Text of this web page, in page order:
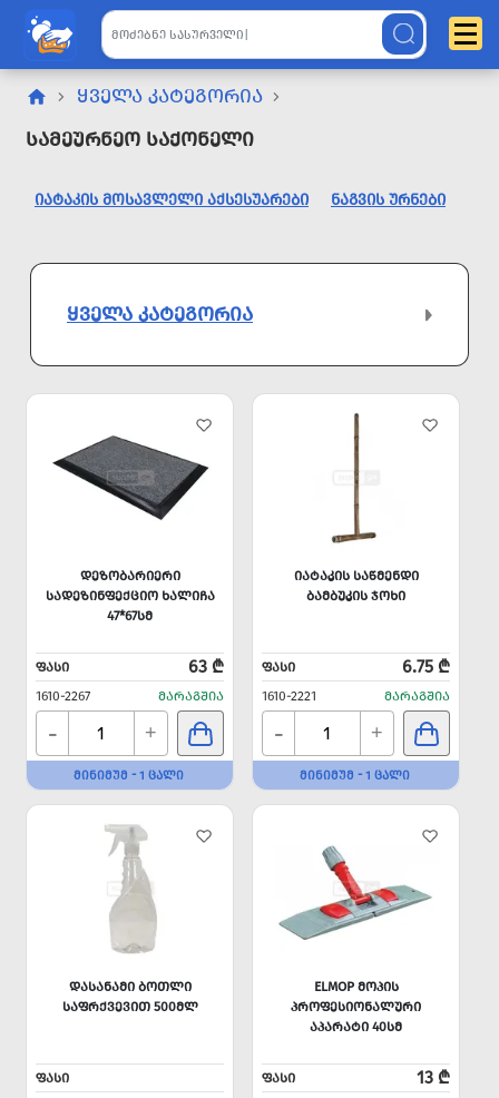
ᲧᲕᲔᲚᲐ ᲙᲐᲢᲔᲒᲝᲠᲘᲐ
Სამეურნეო Საქონელი
ᲘᲐᲢᲐᲙᲘᲡ ᲛᲝᲡᲐᲕᲚᲔᲚᲘ ᲐᲥᲡᲔᲡᲣᲐᲠᲔᲑᲘ ᲜᲐᲒᲕᲘᲡ ᲣᲠᲜᲔᲑᲘ
ᲧᲕᲔᲚᲐ ᲙᲐᲢᲔᲒᲝᲠᲘᲐ
ᲓᲔᲖᲝᲑᲐᲠᲘᲔᲠᲘ
ᲡᲐᲓᲔᲖᲘᲜᲤᲔᲥᲪᲘᲝ ᲮᲐᲚᲘᲩᲐ
47*67ᲡᲛ
ᲤᲐᲡᲘ 63 ₾
1610-2267 ᲛᲐᲠᲐᲒᲨᲘᲐ
- +
ᲛᲘᲜᲘᲛᲣᲛ - 1 ᲪᲐᲚᲘ
ᲘᲐᲢᲐᲙᲘᲡ ᲡᲐᲬᲛᲔᲜᲓᲘ
ᲑᲐᲛᲑᲣᲙᲘᲡ ᲯᲝᲮᲘ
ᲤᲐᲡᲘ 6.75 ₾
1610-2221 ᲛᲐᲠᲐᲒᲨᲘᲐ
- +
ᲛᲘᲜᲘᲛᲣᲛ - 1 ᲪᲐᲚᲘ
ᲓᲐᲡᲐᲜᲐᲛᲘ ᲑᲝᲗᲚᲘ
ᲡᲐᲤᲠᲥᲕᲔᲕᲘᲗ 500ᲛᲚ
ᲤᲐᲡᲘ
ELMOP ᲛᲝᲞᲘᲡ
ᲞᲠᲝᲤᲔᲡᲘᲝᲜᲐᲚᲣᲠᲘ
ᲐᲞᲐᲠᲐᲢᲘ 40ᲡᲛ
ᲤᲐᲡᲘ 13 ₾